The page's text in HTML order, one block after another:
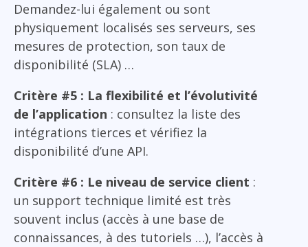
Demandez-lui également ou sont
physiquement localisés ses serveurs, ses
mesures de protection, son taux de
disponibilité (SLA) …
Critère #5 : La flexibilité et l’évolutivité
de l’application : consultez la liste des
intégrations tierces et vérifiez la
disponibilité d’une API.
Critère #6 : Le niveau de service client :
un support technique limité est très
souvent inclus (accès à une base de
connaissances, à des tutoriels …), l’accès à